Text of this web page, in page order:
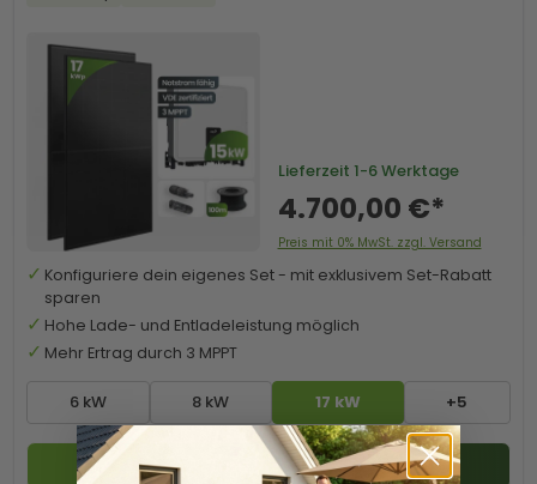
6 kW 8 kW 17 kW +5
Lieferzeit 1-6 Werktage
4.700,00 €*
Preis mit 0% MwSt. zzgl. Versand
Konfiguriere dein eigenes Set - mit exklusivem Set-Rabatt
sparen
Hohe Lade- und Entladeleistung möglich
Mehr Ertrag durch 3 MPPT
Zum Produkt